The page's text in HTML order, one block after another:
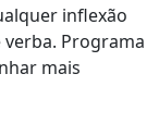
inflexão
Programa
mais